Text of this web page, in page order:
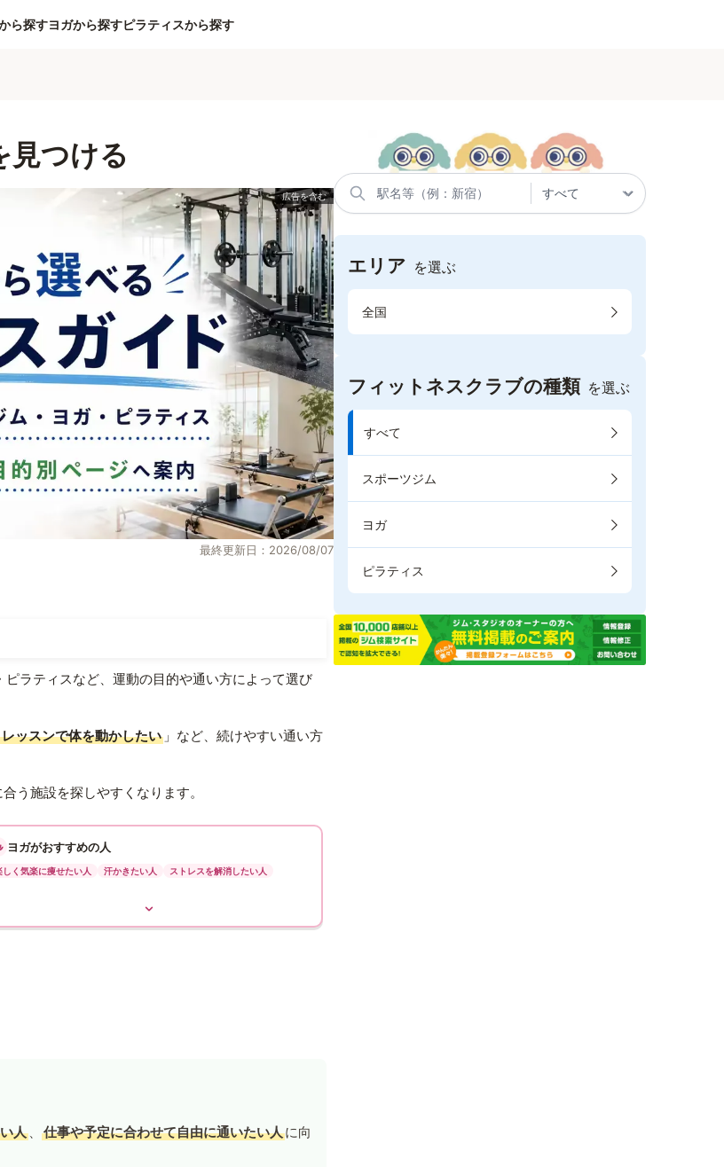
ら探すヨガから探すピラティスから探す
見つける
最終更新日：2026/08/07
ラティスなど、運動の目的や通い方によって選び
レッスンで体を動かしたい 」など、続けやすい通い方
う施設を探しやすくなります。
ヨガがおすすめの人
しく気楽に痩せたい人 汗かきたい人 ストレスを解消したい人
人 、 仕事や予定に合わせて自由に通いたい人に向
エリア を選ぶ
全国
フィットネスクラブの種類 を選ぶ
すべて
スポーツジム
ヨガ
ピラティス